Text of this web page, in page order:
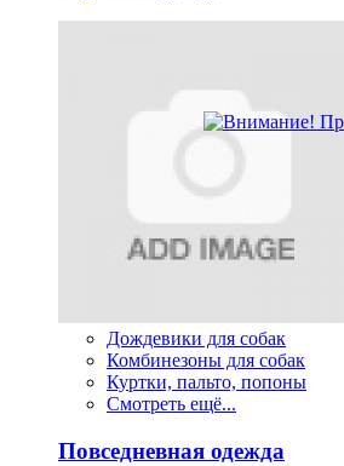
Дождевики для собак
Комбинезоны для собак
Куртки, пальто, попоны
Смотреть ещё...
Повседневная одежда